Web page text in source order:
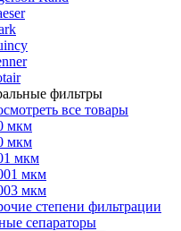
фильтры
все товары
мкм
мкм
мкм
мкм
мкм
степени фильтрации
сепараторы